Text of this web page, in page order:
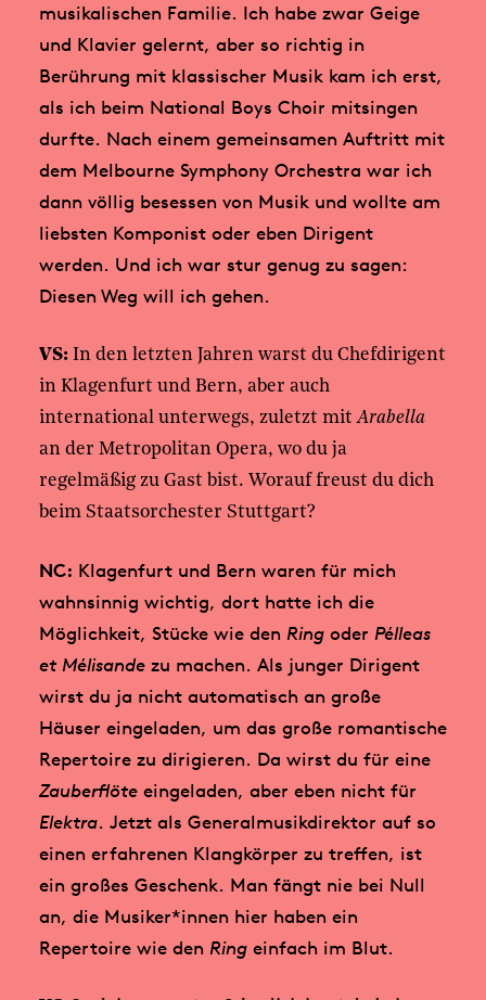
musikalischen Familie. Ich habe zwar Geige
und Klavier gelernt, aber so richtig in
Berührung mit klassischer Musik kam ich erst,
als ich beim National Boys Choir mitsingen
durfte. Nach einem gemeinsamen Auftritt mit
dem Melbourne Symphony Orchestra war ich
dann völlig besessen von Musik und wollte am
liebsten Komponist oder eben Dirigent
werden. Und ich war stur genug zu sagen:
Diesen Weg will ich gehen.
VS: In den letzten Jahren warst du Chefdirigent
in Klagenfurt und Bern, aber auch
international unterwegs, zuletzt mitArabella
an der Metropolitan Opera, wo du ja
regelmäßig zu Gast bist. Worauf freust du dich
beim Staatsorchester Stuttgart?
NC: Klagenfurt und Bern waren für mich
wahnsinnig wichtig, dort hatte ich die
Möglichkeit, Stücke wie den Ring oder Pélleas
et Mélisande zu machen. Als junger Dirigent
wirst du ja nicht automatisch an große
Häuser eingeladen, um das große romantische
Repertoire zu dirigieren. Da wirst du für eine
Zauberflöte eingeladen, aber eben nicht für
Elektra. Jetzt als Generalmusikdirektor auf so
einen erfahrenen Klangkörper zu treffen, ist
ein großes Geschenk. Man fängt nie bei Null
an, die Musiker*innen hier haben ein
Repertoire wie den Ring einfach im Blut.